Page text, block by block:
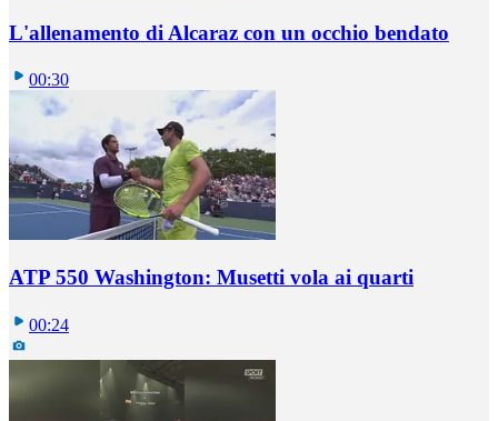
L'allenamento di Alcaraz con un occhio bendato
00:30
ATP 550 Washington: Musetti vola ai quarti
00:24